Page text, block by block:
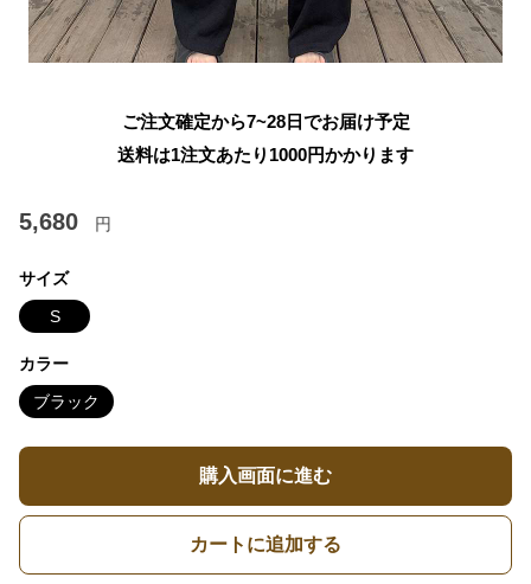
ご注文確定から7~28日でお届け予定
送料は1注文あたり 1000円かかります
5,680 円
サイズ
S
カラー
ブラック
購入画面に進む
カートに追加する